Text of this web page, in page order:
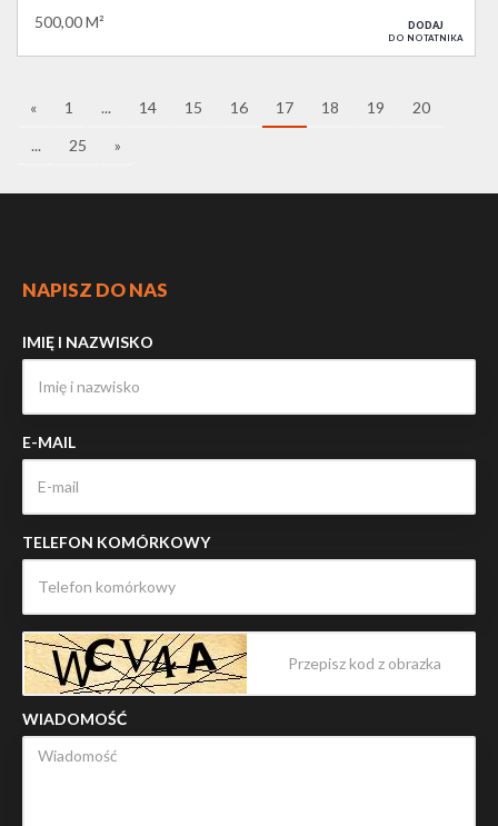
500,00 M² DODAJ
DO NOTATNIKA
« 1 ... 14 15 16 17 18 19
20
...
25 »
NAPISZ DO NAS
IMIĘ I NAZWISKO
E-MAIL
TELEFON KOMÓRKOWY
WIADOMOŚĆ